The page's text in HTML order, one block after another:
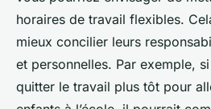
horaires de travail flexibles.
mieux concilier leurs
et personnelles. Par exemple,
quitter le travail plus tôt pour